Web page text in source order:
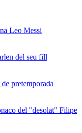
Leo Messi
del seu fill
pretemporada
del "desolat" Filipe